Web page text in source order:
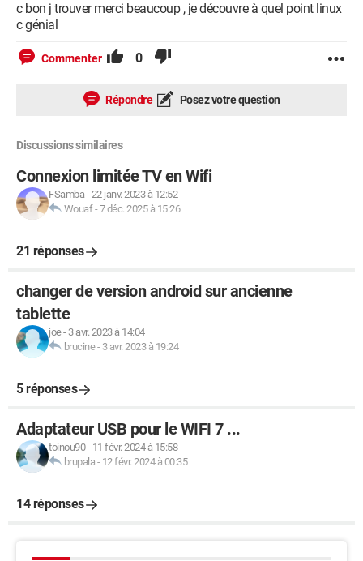
c bon j trouver merci beaucoup , je découvre à quel point linux
c génial
Commenter 0
Répondre Posez votre question
Discussions similaires
Connexion limitée TV en Wifi
FSamba-22 janv. 2023 à 12:52
Wouaf-7 déc. 2025 à 15:26
21 réponses
changer de version android sur ancienne
tablette
joe- 3 avr. 2023 à 14:04
brucine- 3 avr. 2023 à 19:24
5 réponses
Adaptateur USB pour le WIFI 7 ...
toinou90- 11 févr. 2024 à 15:58
brupala - 12 févr. 2024 à 00:35
14 réponses